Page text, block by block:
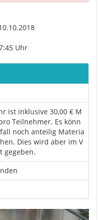
Uhr
ist inklusive 30,00 € M
Teilnehmer. Es könn
noch anteilig Materia
Dies wird aber im V
gegeben.